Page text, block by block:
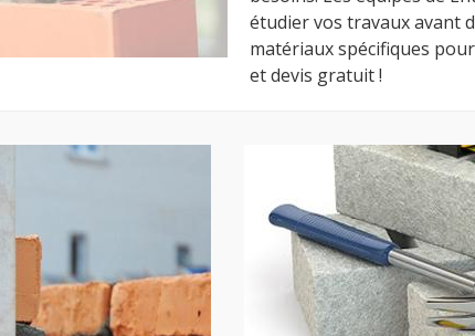
étudier vos travaux avant
matériaux spécifiques
et devis gratuit !